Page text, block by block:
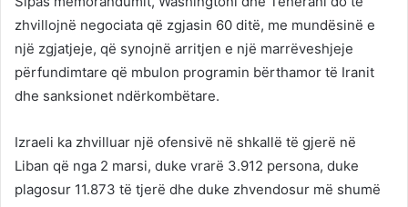
zhvillojnë negociata që zgjasin 60 ditë, me mundësinë e
një zgjatjeje, që synojnë arritjen e një marrëveshjeje
përfundimtare që mbulon programin bërthamor të Iranit
dhe sanksionet ndërkombëtare.
Izraeli ka zhvilluar një ofensivë në shkallë të gjerë në
Liban që nga 2 marsi, duke vrarë 3.912 persona, duke
plagosur 11.873 të tjerë dhe duke zhvendosur më shumë